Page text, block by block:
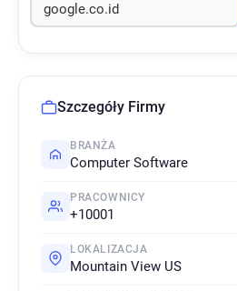
Szczegóły Firmy
BRANŻA
Computer Software
PRACOWNICY
+10001
LOKALIZACJA
Mountain View US